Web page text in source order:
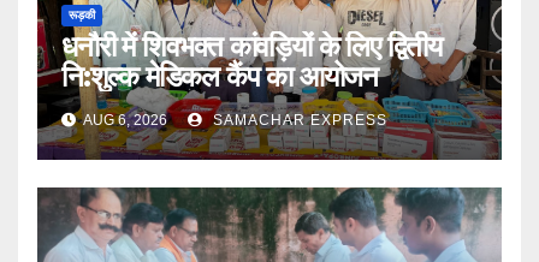
रूड़की
धनौरी में शिवभक्त कांवड़ियों के लिए द्वितीय
नि:शुल्क मेडिकल कैंप का आयोजन
AUG 6, 2026 SAMACHAR EXPRESS